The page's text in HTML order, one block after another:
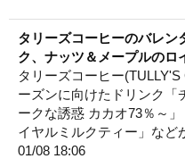
タリーズコーヒーのバレン
ク、ナッツ＆メープルのロ
タリーズコーヒー
ーズンに向けたドリンク「
ークな誘惑 カカオ73％～
イヤルミルクティー」など
01/08 18:06